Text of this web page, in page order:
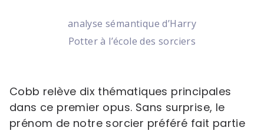
analyse sémantique d’Harry
Potter à l’école des sorciers
Cobb relève dix thématiques principales
dans ce premier opus. Sans surprise, le
prénom de notre sorcier préféré fait partie